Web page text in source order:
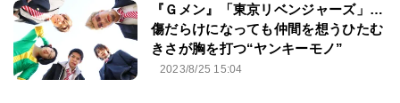
『Ｇメン』「東京リベンジャーズ」…
傷だらけになっても仲間を想うひたむ
きさが胸を打つ“ヤンキーモノ”
2023/8/25 15:04